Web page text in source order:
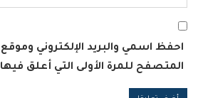
احفظ اسمي والبريد الإلكتروني
المتصفح للمرة الأولى التي أعلق